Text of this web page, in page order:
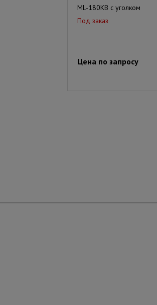
ML-180KB с уголком
Под заказ
Цена по запросу